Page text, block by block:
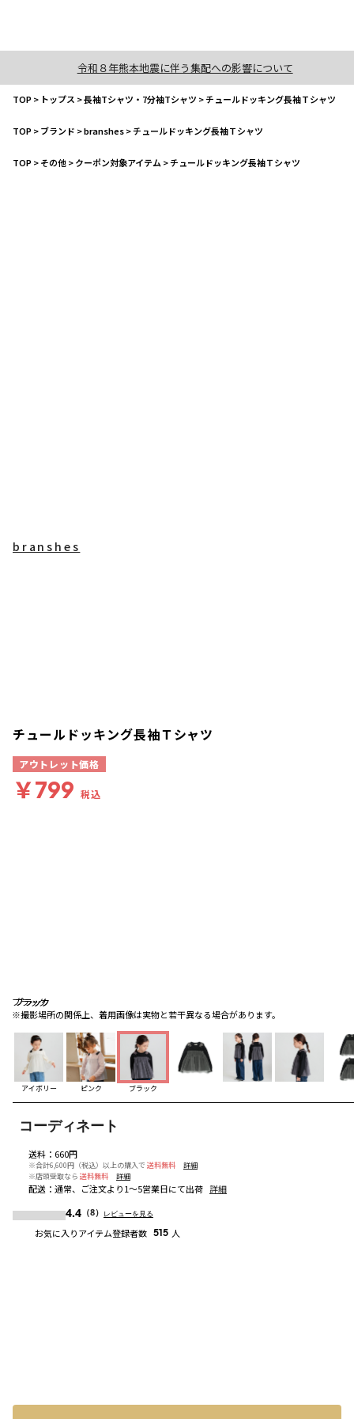
令和８年熊本地震に伴う集配への影響について
TOP> トップス >長袖Tシャツ・7分袖Tシャツ >チュールドッキング長袖Ｔシャツ
TOP>ブランド >branshes>チュールドッキング長袖Ｔシャツ
TOP>その他>クーポン対象アイテム >チュールドッキング長袖Ｔシャツ
ブラック
※撮影場所の関係上、着用画像は実物と若干異なる場合があります。
ブラック
ブラック
アイボリー ピンク ブラック
コーディネート
送料 ： 660円
※合計6,600円（税込）以上の購入で 送料無料
詳細
※店頭受取なら 送料無料 詳細
配送 ： 通常、ご注文より1～5営業日にて出荷 詳細
4.4 （8） レビューを見る
お気に入りアイテム登録者数 515 人
branshes
チュールドッキング長袖Ｔシャツ
アウトレット価格
￥799 税込